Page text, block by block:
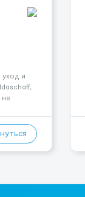
уход и
не
сидіти є).